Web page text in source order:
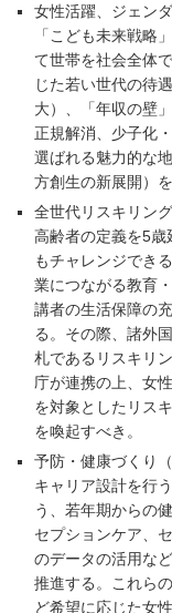
女性活躍、ジェン
「こども未来戦略
て世帯を社会全体
じた若い世代の待
大）、「年収の壁
正規解消、少子化
選ばれる魅力的な
方創生の新展開）
全世代リスキリン
高齢者の定義を5
もチャレンジでき
業につながる教育
講者の生活保障の
る。その際、諸外
札であるリスキリ
庁が連携の上、女
を対象としたリス
を喚起すべき。
予防・健康づくり
キャリア設計を行
う、若年期からの
セプションケア、
のデータの活用な
推進する。これら
ど希望に応じた女